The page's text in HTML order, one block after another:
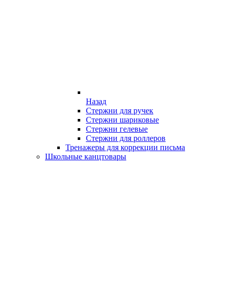
Назад
Стержни для ручек
Стержни шариковые
Стержни гелевые
Стержни для роллеров
Тренажеры для коррекции письма
Школьные канцтовары